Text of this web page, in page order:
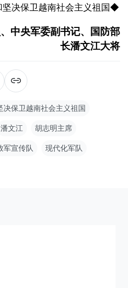
坚决保卫越南社会主义祖国◆
中央军委副书记、国防部
长潘文江大将
决保卫越南社会主义祖国
潘文江 胡志明主席
宣传队 现代化军队